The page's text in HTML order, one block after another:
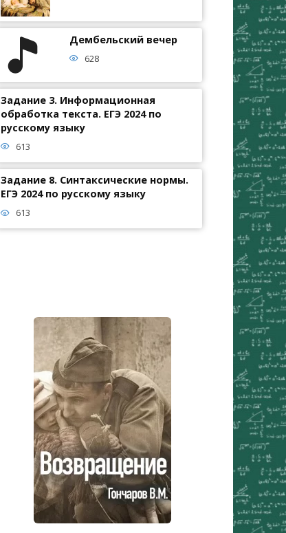
Дембельский вечер
628
Задание 3. Информационная
обработка текста. ЕГЭ 2024 по
русскому языку
613
Задание 8. Синтаксические нормы.
ЕГЭ 2024 по русскому языку
613